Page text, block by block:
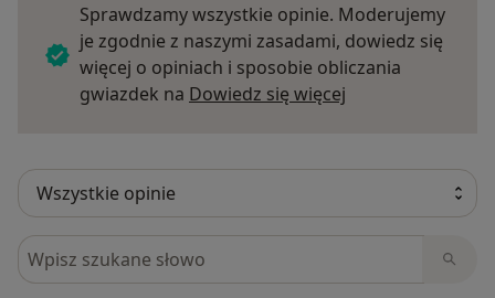
Sprawdzamy wszystkie opinie. Moderujemy
je zgodnie z naszymi zasadami, dowiedz się
więcej o opiniach i sposobie obliczania
gwiazdek na Dowiedz się więcej
Szukaj w opiniach